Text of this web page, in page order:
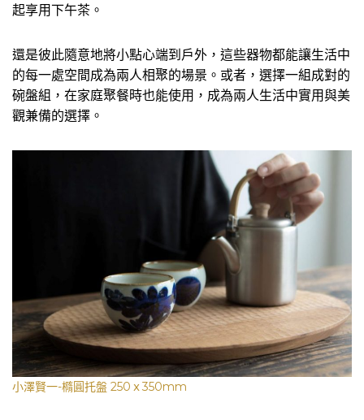
起享用下午茶。
還是彼此隨意地將小點心端到戶外，這些器物都能讓生活中
的每一處空間成為兩人相聚的場景。或者，選擇一組成對的
碗盤組，在家庭聚餐時也能使用，成為兩人生活中實用與美
觀兼備的選擇。
小澤賢一-橢圓托盤 250ｘ350mm